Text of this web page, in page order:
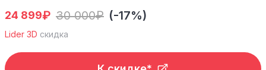
24 899₽ 30 000₽ (-17%)
Lider 3D скидка